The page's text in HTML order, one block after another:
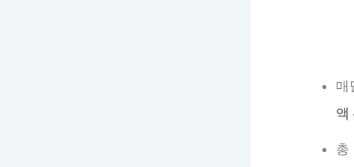
액
총